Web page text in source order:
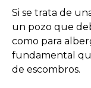
Si se trata de
un pozo que
como para
fundamental
de escombros.